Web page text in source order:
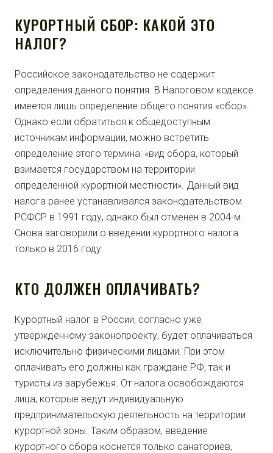
КУРОРТНЫЙ СБОР: КАКОЙ ЭТО
НАЛОГ?
Российское законодательство не содержит
определения данного понятия. В Налоговом кодексе
имеется лишь определение общего понятия «сбор».
Однако если обратиться к общедоступным
источникам информации, можно встретить
определение этого термина: «вид сбора, который
взимается государством на территории
определенной курортной местности». Данный вид
налога ранее устанавливался законодательством
РСФСР в 1991 году, однако был отменен в 2004-м.
Снова заговорили о введении курортного налога
только в 2016 году.
КТО ДОЛЖЕН ОПЛАЧИВАТЬ?
Курортный налог в России, согласно уже
утвержденному законопроекту, будет оплачиваться
исключительно физическими лицами. При этом
оплачивать его должны как граждане РФ, так и
туристы из зарубежья. От налога освобождаются
лица, которые ведут индивидуальную
предпринимательскую деятельность на территории
курортной зоны. Таким образом, введение
курортного сбора коснется только санаториев,